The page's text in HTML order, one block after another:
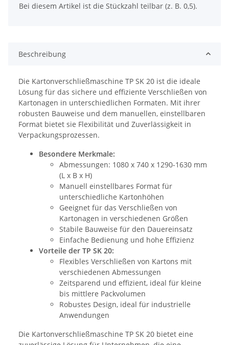
Bei diesem Artikel ist die Stückzahl teilbar (z. B. 0,5).
Beschreibung
Die Kartonverschließmaschine TP SK 20 ist die ideale
Lösung für das sichere und effiziente Verschließen von
Kartonagen in unterschiedlichen Formaten. Mit ihrer
robusten Bauweise und dem manuellen, einstellbaren
Format bietet sie Flexibilität und Zuverlässigkeit in
Verpackungsprozessen.
Besondere Merkmale:
Abmessungen: 1080 x 740 x 1290-1630 mm
(L x B x H)
Manuell einstellbares Format für
unterschiedliche Kartonhöhen
Geeignet für das Verschließen von
Kartonagen in verschiedenen Größen
Stabile Bauweise für den Dauereinsatz
Einfache Bedienung und hohe Effizienz
Vorteile der TP SK 20:
Flexibles Verschließen von Kartons mit
verschiedenen Abmessungen
Zeitsparend und effizient, ideal für kleine
bis mittlere Packvolumen
Robustes Design, ideal für industrielle
Anwendungen
Die Kartonverschließmaschine TP SK 20 bietet eine